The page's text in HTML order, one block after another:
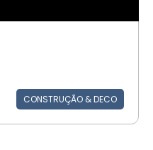
CONSTRUÇÃO & DECO